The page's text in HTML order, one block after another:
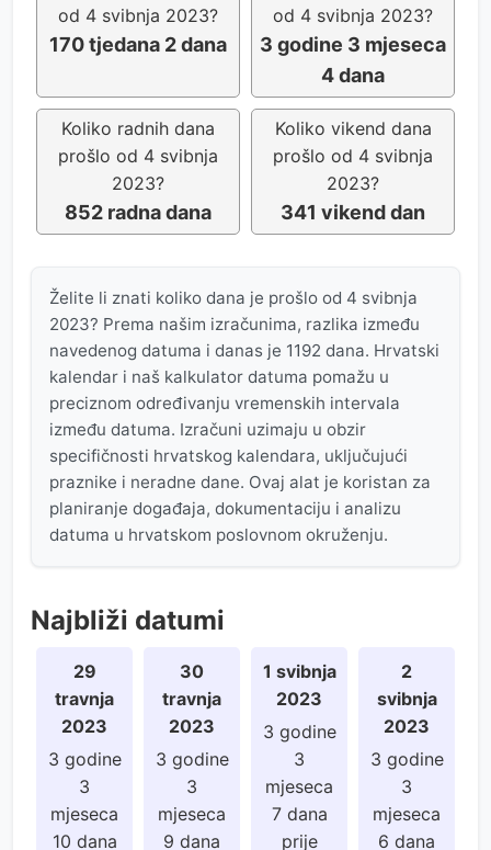
od 4 svibnja 2023?
170 tjedana 2 dana
od 4 svibnja 2023?
3 godine 3 mjeseca
4 dana
Koliko radnih dana
prošlo od 4 svibnja
2023?
852 radna dana
Koliko vikend dana
prošlo od 4 svibnja
2023?
341 vikend dan
Želite li znati koliko dana je prošlo od 4 svibnja
2023? Prema našim izračunima, razlika između
navedenog datuma i danas je 1192 dana. Hrvatski
kalendar i naš kalkulator datuma pomažu u
preciznom određivanju vremenskih intervala
između datuma. Izračuni uzimaju u obzir
specifičnosti hrvatskog kalendara, uključujući
praznike i neradne dane. Ovaj alat je koristan za
planiranje događaja, dokumentaciju i analizu
datuma u hrvatskom poslovnom okruženju.
Najbliži datumi
29
travnja
2023
3 godine
3
mjeseca
10 dana
30
travnja
2023
3 godine
3
mjeseca
9 dana
1 svibnja
2023
3 godine
3
mjeseca
7 dana
prije
2
svibnja
2023
3 godine
3
mjeseca
6 dana